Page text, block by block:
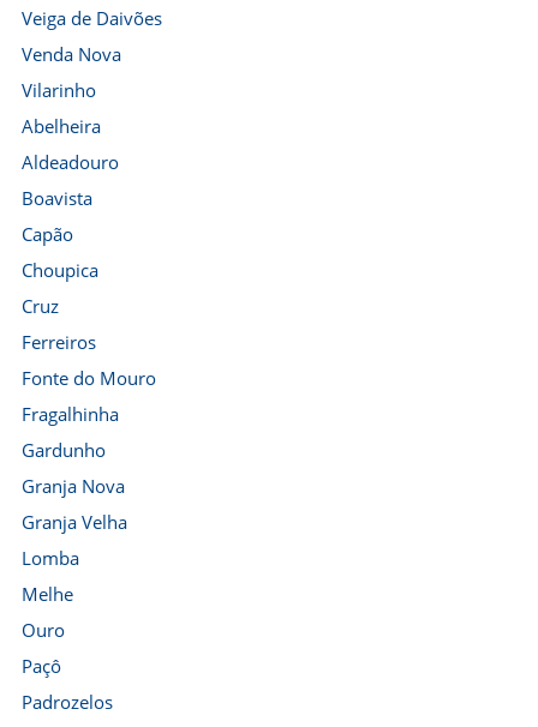
Veiga de Daivões
Venda Nova
Vilarinho
Abelheira
Aldeadouro
Boavista
Capão
Choupica
Cruz
Ferreiros
Fonte do Mouro
Fragalhinha
Gardunho
Granja Nova
Granja Velha
Lomba
Melhe
Ouro
Paçô
Padrozelos